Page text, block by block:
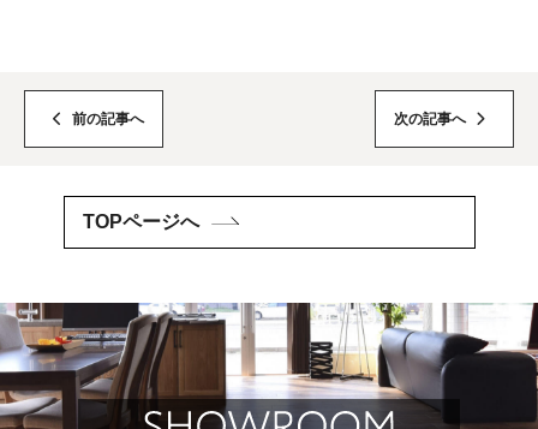
前の記事へ 次の記事へ
TOPページへ